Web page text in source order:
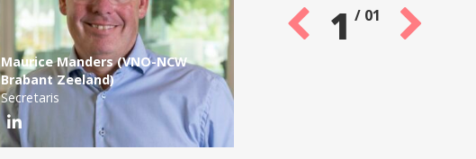
Maurice Manders (VNO-NCW
Brabant Zeeland)
Secretaris
1 / 01